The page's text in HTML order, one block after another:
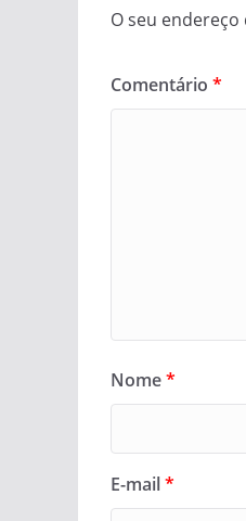
O seu
Comentário *
Nome*
E-mail*